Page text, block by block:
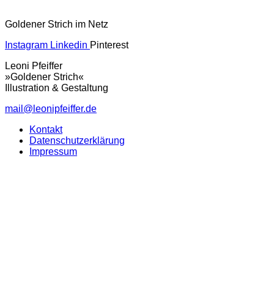
Goldener Strich im Netz
Instagram Linkedin Pinterest
Leoni Pfeiffer
»Goldener Strich«
Illustration & Gestaltung
mail@leonipfeiffer.de
Kontakt
Datenschutzerklärung
Impressum